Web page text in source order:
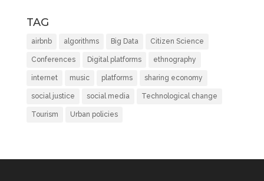
TAG
airbnb algorithms Big Data Citizen Science
Conferences Digital platforms ethnography
internet music platforms sharing economy
social justice social media Technological change
Tourism Urban policies